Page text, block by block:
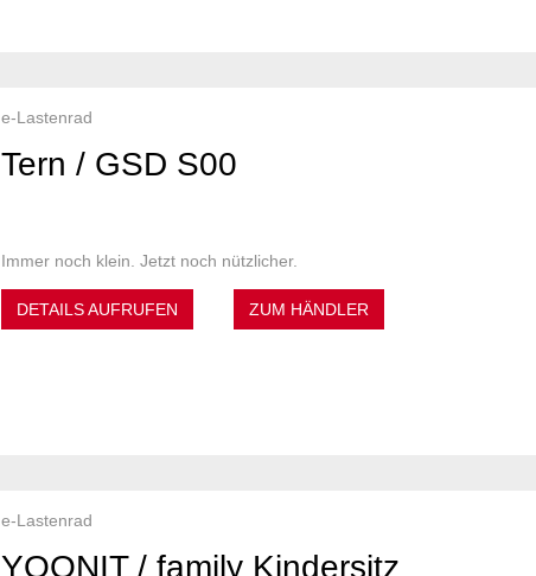
e-Lastenrad
Tern / GSD S00
Immer noch klein. Jetzt noch nützlicher.
DETAILS AUFRUFEN ZUM HÄNDLER
e-Lastenrad
YOONIT / family Kindersitz